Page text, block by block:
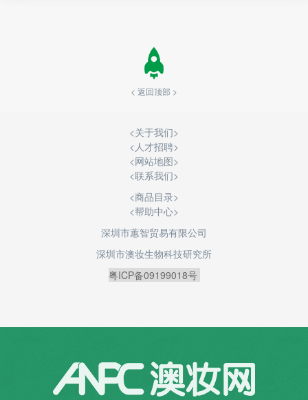
< 返回顶部 >
<关于我们>
< 人才招聘>
<网站地图>
<联系我们>
<商品目录>
<帮助中心>
深圳市蕙智贸易有限公司
深圳市澳妆生物科技研究所
粤ICP备09199018号